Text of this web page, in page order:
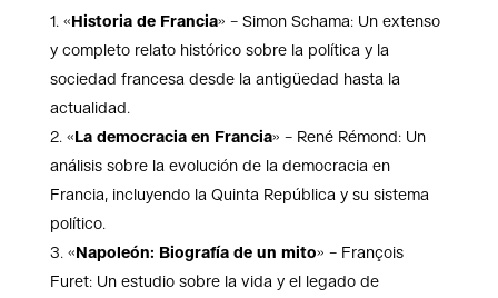
«Historia de Francia» – Simon Schama: Un extenso
y completo relato histórico sobre la política y la
sociedad francesa desde la antigüedad hasta la
actualidad.
«La democracia en Francia» – René Rémond: Un
análisis sobre la evolución de la democracia en
Francia, incluyendo la Quinta República y su sistema
político.
«Napoleón: Biografía de un mito» – François
Furet: Un estudio sobre la vida y el legado de